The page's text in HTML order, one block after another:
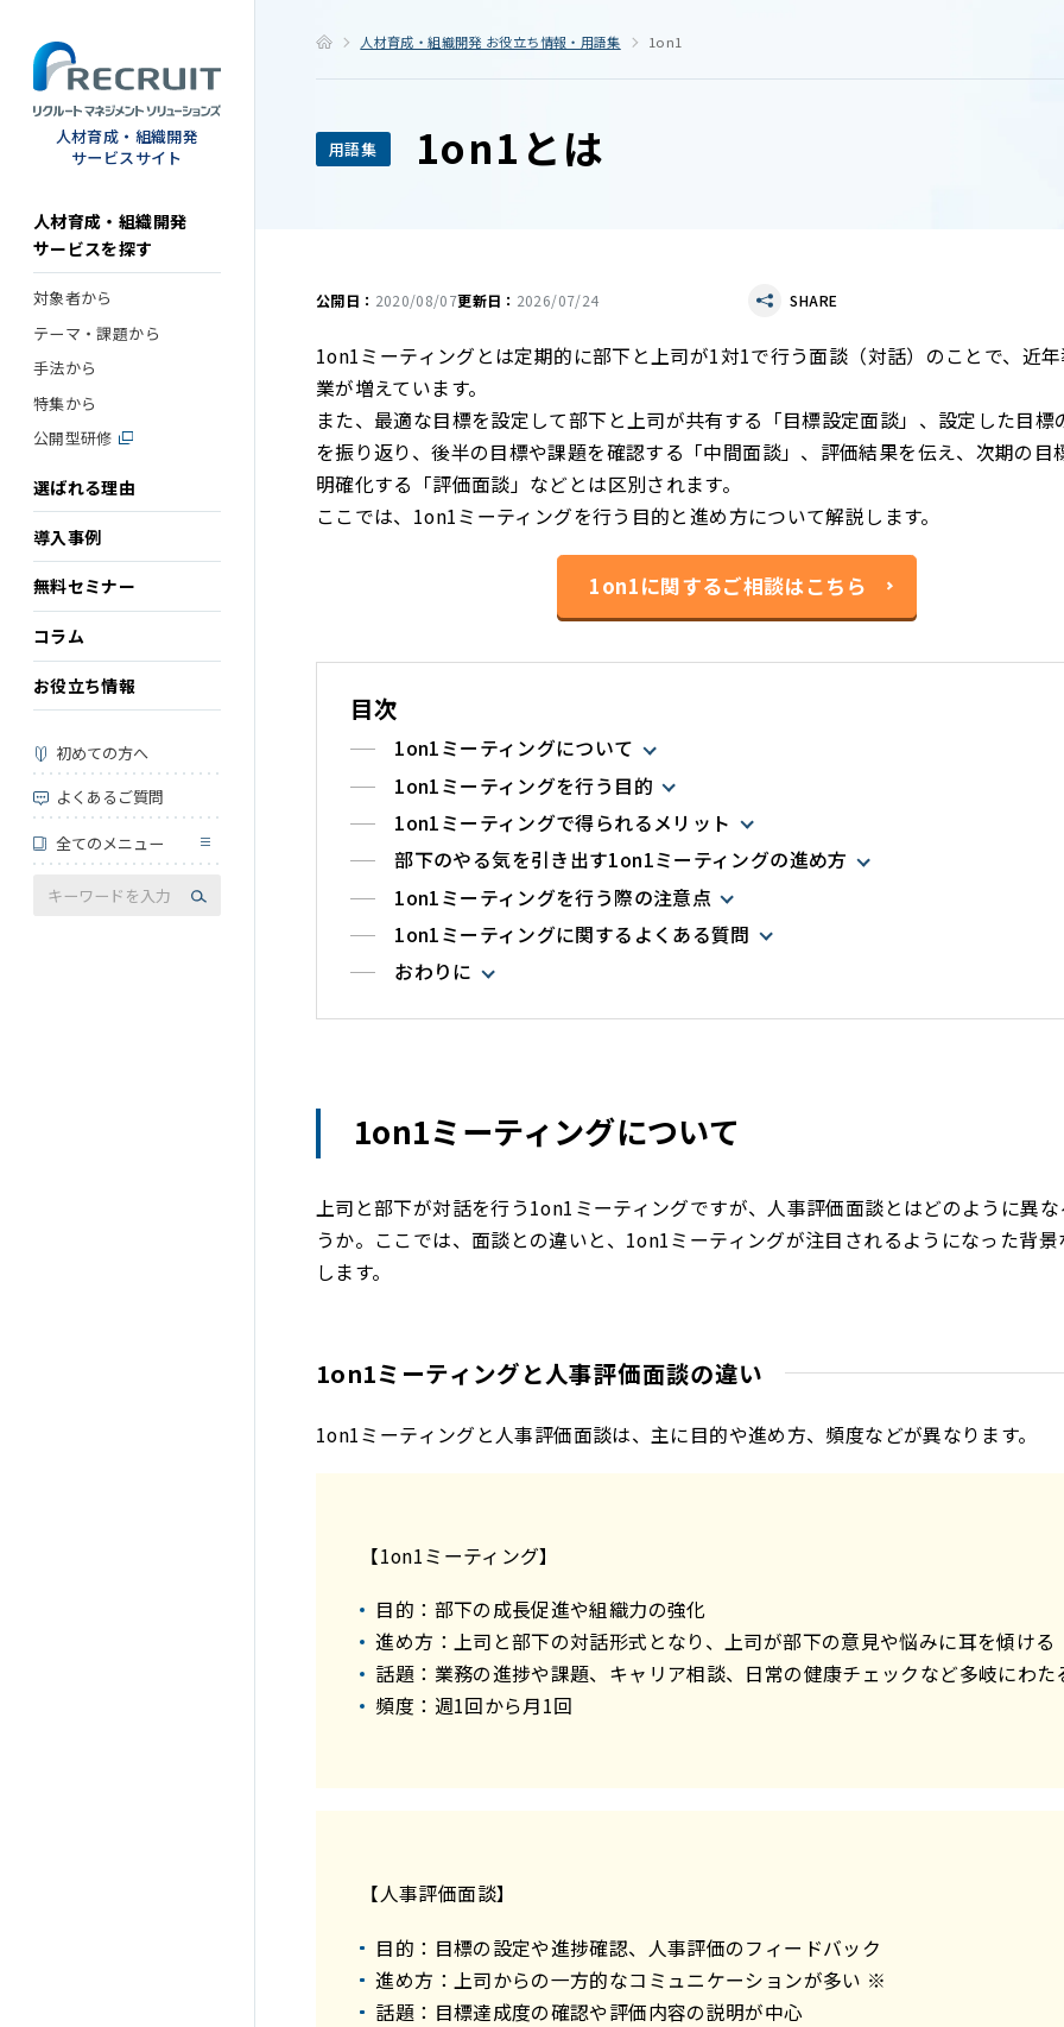
人材育成・組織開発
サービスサイト
人材育成・組織開発
サービスを探す
対象者から
テーマ・課題から
手法から
特集から
公開型研修
選ばれる理由
導入事例
無料セミナー
コラム
お役立ち情報
初めての方へ
よくあるご質問
全てのメニュー
人材育成・組織開発 お役立ち情報・用語集 1on1
用語集 1on1とは
公開日： 2020/08/07更新日： 2026/07/24 SHARE
1on1ミーティングとは定期的に部下と上司が1対1で行う面談（対話）のことで、近
業が増えています。
また、最適な目標を設定して部下と上司が共有する「目標設定面談」、設定した目標
を振り返り、後半の目標や課題を確認する「中間面談」、評価結果を伝え、次期の目
明確化する「評価面談」などとは区別されます。
ここでは、1on1ミーティングを行う目的と進め方について解説します。
1on1に関するご相談はこちら
目次
1on1ミーティングについて
1on1ミーティングを行う目的
1on1ミーティングで得られるメリット
部下のやる気を引き出す1on1ミーティングの進め方
1on1ミーティングを行う際の注意点
1on1ミーティングに関するよくある質問
おわりに
1on1ミーティングについて
上司と部下が対話を行う1on1ミーティングですが、人事評価面談とはどのように異
うか。ここでは、面談との違いと、1on1ミーティングが注目されるようになった背
します。
1on1ミーティングと人事評価面談の違い
1on1ミーティングと人事評価面談は、主に目的や進め方、頻度などが異なります。
【1on1ミーティング】
目的：部下の成長促進や組織力の強化
進め方：上司と部下の対話形式となり、上司が部下の意見や悩みに耳を傾ける
話題：業務の進捗や課題、キャリア相談、日常の健康チェックなど多岐にわた
頻度：週1回から月1回
【人事評価面談】
目的：目標の設定や進捗確認、人事評価のフィードバック
進め方：上司からの一方的なコミュニケーションが多い ※
話題：目標達成度の確認や評価内容の説明が中心